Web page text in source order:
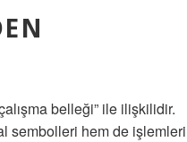
belleği” ile ilişkilidir.
sembolleri hem de işlemleri